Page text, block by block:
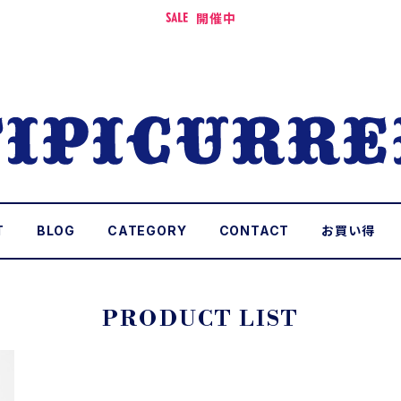
開催中
BLOG CATEGORY CONTACT お買い得
PRODUCT LIST